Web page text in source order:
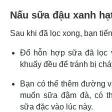
Nấu sữa đậu xanh
Sau khi đã lọc xong, bạn
Đổ hỗn hợp sữa đã lọc
khuấy đều để tránh bị
Bạn có thể thêm đường
muốn sữa đậm đà, có
sữa đặc vào lúc này.